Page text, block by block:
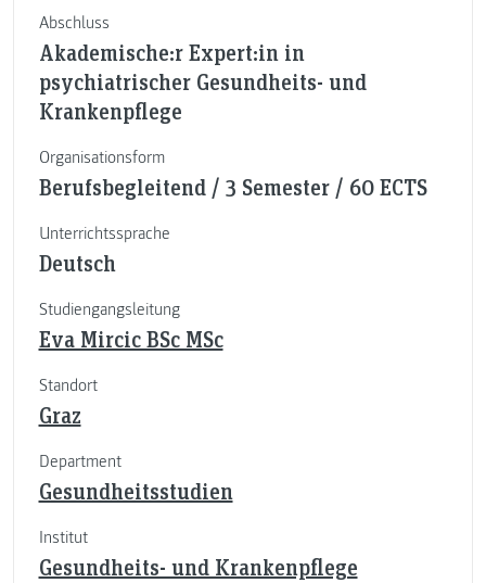
Abschluss
Akademische:r Expert:in in
psychiatrischer Gesundheits- und
Krankenpflege
Organisationsform
Berufsbegleitend / 3 Semester / 60 ECTS
Unterrichtssprache
Deutsch
Studiengangsleitung
Eva Mircic BSc MSc
Standort
Graz
Department
Gesundheitsstudien
Institut
Gesundheits- und Krankenpflege